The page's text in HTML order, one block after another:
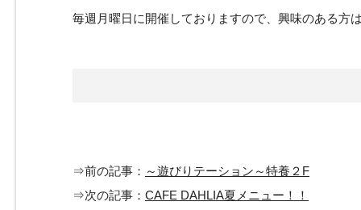
毎週月曜日に開催しておりますので、興味のある方
⇒前の記事： ～遊びりテーション～特養２F
⇒次の記事： CAFE DAHLIA夏メニュー！！